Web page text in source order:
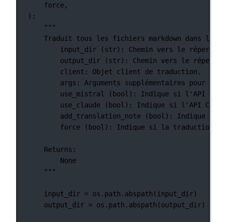
force,
):
"""
Traduit tous les fichiers markdown dans le
input_dir (str): Chemin vers le
output_dir (str): Chemin vers le
client: Objet client de traduction.
args: Arguments supplémentaires pour la
use_mistral (bool): Indique si l'API
use_claude (bool): Indique si l'API
add_translation_note (bool): Indique si
force (bool): Indique si la traduction
Returns:
None
"""
input_dir = os.path.abspath(input_dir)
output_dir = os.path.abspath(output_dir)